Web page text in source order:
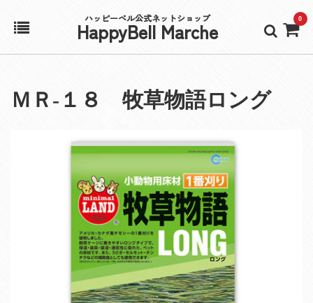
ハッピーベル公式ネットショップ
HappyBell Marche 0
アカウント
ＭＲ‐１８ 牧草物語ロング